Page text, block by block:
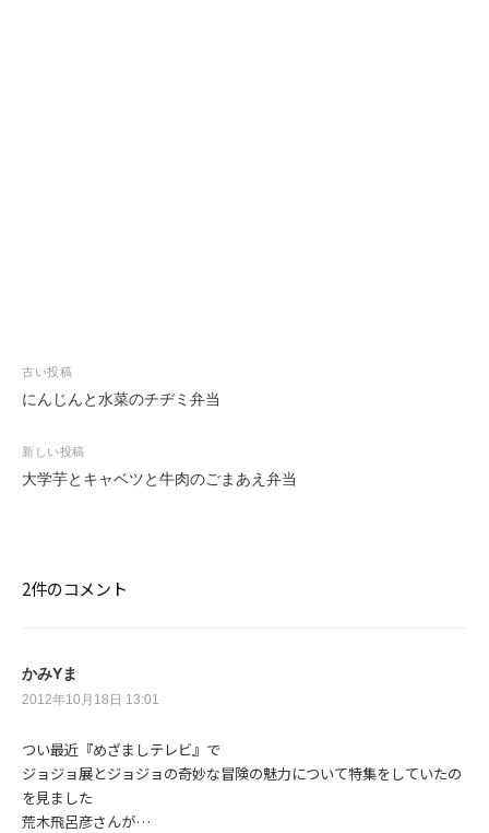
投
稿
ビ
ゲ
ン
古い投稿
にんじんと水菜のチヂミ弁当
新しい投稿
大学芋とキャベツと牛肉のごまあえ弁当
2件のコメント
かみYま
2012年10月18日 13:01
つい最近『めざましテレビ』で
ジョジョ展とジョジョの奇妙な冒険の魅力について特集をしていたの
を見ました
荒木飛呂彦さんが…